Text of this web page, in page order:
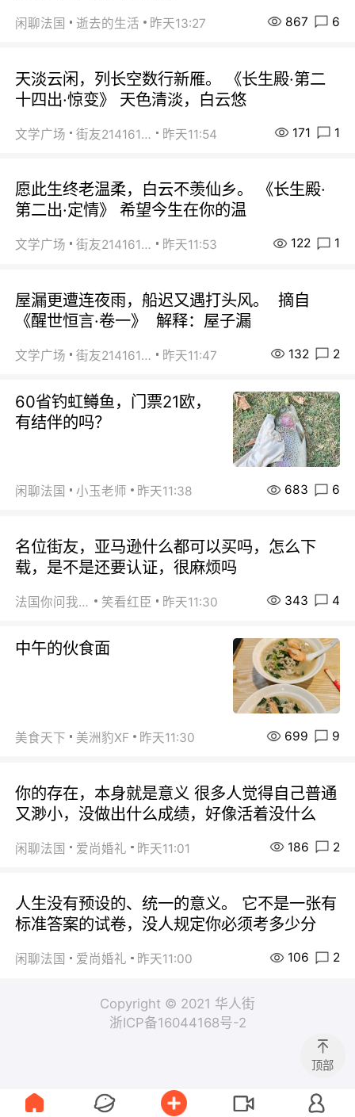
闲聊法国 逝去的生活 昨天13:27 867 6
天淡云闲，列长空数行新雁。 《长生殿·第二
十四出·惊变》 天色清淡，白云悠
文学广场 街友21416156 昨天11:54 171 1
愿此生终老温柔，白云不羡仙乡。 《长生殿·
第二出·定情》 希望今生在你的温
文学广场 街友21416156 昨天11:53 122 1
屋漏更遭连夜雨，船迟又遇打头风。 摘自
《醒世恒言·卷一》 解释：屋子漏
文学广场 街友21416156 昨天11:47 132 2
60省钓虹鳟鱼，门票21欧，
有结伴的吗？
闲聊法国 小玉老师 昨天11:38 683 6
名位街友，亚马逊什么都可以买吗，怎么下
载，是不是还要认证，很麻烦吗
法国你问我答 笑看红臣 昨天11:30 343 4
中午的伙食面
美食天下 美洲豹XF 昨天11:30 699 9
你的存在，本身就是意义 很多人觉得自己普通
又渺小，没做出什么成绩，好像活着没什么
闲聊法国 爱尚婚礼 昨天11:01 186 2
人生没有预设的、统一的意义。 它不是一张有
标准答案的试卷，没人规定你必须考多少分
闲聊法国 爱尚婚礼 昨天11:00 106 2
Copyright © 2021 华人街
浙ICP备16044168号-2
顶部